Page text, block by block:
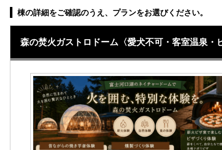
棟の詳細をご確認のうえ、プランをお選びください。
森の焚火ガストロドーム〈愛犬不可・客室温泉・